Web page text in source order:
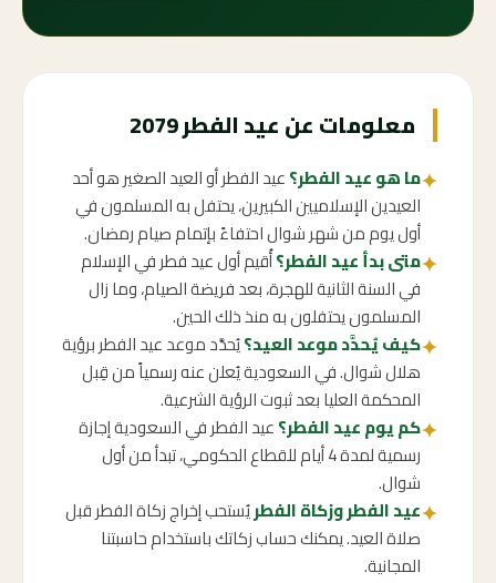
معلومات عن عيد الفطر 2079
✦ما هو عيد الفطر؟عيد الفطر أو العيد الصغير هو أحد
العيدين الإسلاميين الكبيرين، يحتفل به المسلمون في
أول يوم من شهر شوال احتفاءً بإتمام صيام رمضان.
✦متى بدأ عيد الفطر؟أُقيم أول عيد فطر في الإسلام
في السنة الثانية للهجرة، بعد فريضة الصيام، وما زال
المسلمون يحتفلون به منذ ذلك الحين.
✦كيف يُحدَّد موعد العيد؟يُحدَّد موعد عيد الفطر برؤية
هلال شوال. في السعودية يُعلن عنه رسمياً من قِبل
المحكمة العليا بعد ثبوت الرؤية الشرعية.
✦كم يوم عيد الفطر؟عيد الفطر في السعودية إجازة
رسمية لمدة 4 أيام للقطاع الحكومي، تبدأ من أول
شوال.
✦عيد الفطر وزكاة الفطريُستحب إخراج زكاة الفطر قبل
صلاة العيد. يمكنك حساب زكاتك باستخدام حاسبتنا
المجانية.